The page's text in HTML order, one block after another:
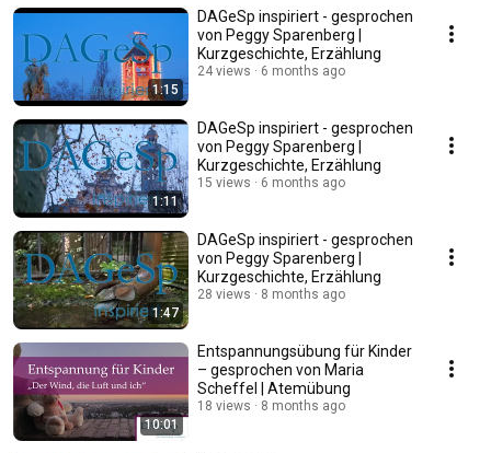
1:15
DAGeSp inspiriert - gesprochen
von Peggy Sparenberg |
Kurzgeschichte, Erzählung
24 views 6 months ago
1:11
DAGeSp inspiriert - gesprochen
von Peggy Sparenberg |
Kurzgeschichte, Erzählung
15 views 6 months ago
1:47
DAGeSp inspiriert - gesprochen
von Peggy Sparenberg |
Kurzgeschichte, Erzählung
28 views 8 months ago
10:01
Entspannungsübung für Kinder
– gesprochen von Maria
Scheffel | Atemübung
18 views 8 months ago